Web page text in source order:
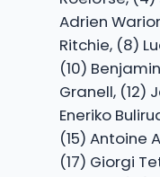
Adrien
Ritchie, (8)
(10)
Granell, (12)
Eneriko
(15) Antoine
(17) Giorgi